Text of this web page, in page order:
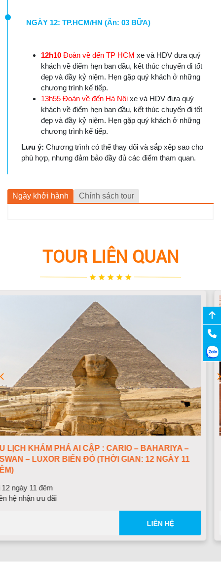
NGÀY 12: TP.HCM/HN (Ăn: 03 BỮA)
12h10 Đoàn về đến TP HCM xe và HDV đưa quý
khách về điểm hẹn ban đầu, kết thúc chuyến đi tốt
đẹp và đầy kỷ niệm. Hẹn gặp quý khách ở những
chương trình kế tiếp.
13h55 Đoàn về đến Hà Nộixe và HDV đưa quý
khách về điểm hẹn ban đầu, kết thúc chuyến đi tốt
đẹp và đầy kỷ niệm. Hẹn gặp quý khách ở những
chương trình kế tiếp.
Lưu ý: Chương trình có thể thay đổi và sắp xếp sao cho
phù hợp, nhưng đảm bảo đầy đủ các điểm tham quan.
Ngày khởi hành Chính sách tour
TOUR LIÊN QUAN
–
11
DU LỊCH KHÁM PHÁ AI CẬP : CARIO –
LUXOR - BIỂN ĐỎ (THỜI GIAN: 9 NGÀY 8